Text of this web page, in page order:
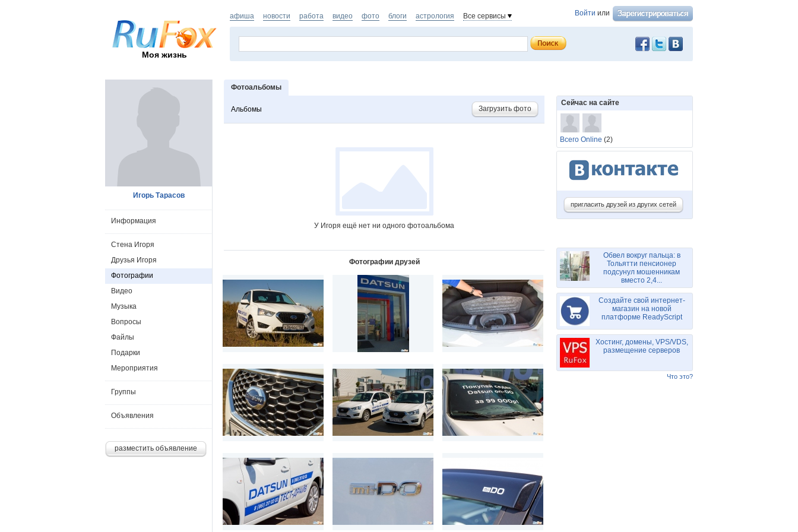
Моя жизнь
Войти или
афиша новости работа видео фото блоги астрология Все сервисы
Фотоальбомы
Альбомы Загрузить фото
У Игоря ещё нет ни одного фотоальбома
Фотографии друзей
Игорь Тарасов
Информация
Стена Игоря
Друзья Игоря
Фотографии
Видео
Музыка
Вопросы
Файлы
Подарки
Мероприятия
Группы
Объявления
разместить объявление
Сейчас на сайте
Всего Online (2)
пригласить друзей из других сетей
Обвел вокруг пальца: в
Тольятти пенсионер
подсунул мошенникам
вместо 2,4...
Создайте свой интернет-
магазин на новой
платформе ReadyScript
Хостинг, домены, VPS/VDS,
размещение серверов
Что это?